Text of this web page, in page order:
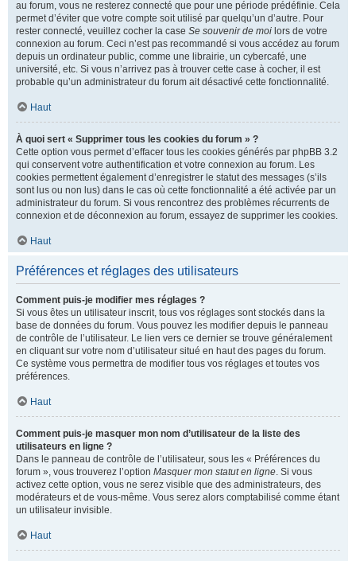
au forum, vous ne resterez connecté que pour une période prédéfinie. Cela
permet d’éviter que votre compte soit utilisé par quelqu’un d’autre. Pour
rester connecté, veuillez cocher la case Se souvenir de moi lors de votre
connexion au forum. Ceci n’est pas recommandé si vous accédez au forum
depuis un ordinateur public, comme une librairie, un cybercafé, une
université, etc. Si vous n’arrivez pas à trouver cette case à cocher, il est
probable qu’un administrateur du forum ait désactivé cette fonctionnalité.
Haut
À quoi sert « Supprimer tous les cookies du forum » ?
Cette option vous permet d’effacer tous les cookies générés par phpBB 3.2
qui conservent votre authentification et votre connexion au forum. Les
cookies permettent également d’enregistrer le statut des messages (s’ils
sont lus ou non lus) dans le cas où cette fonctionnalité a été activée par un
administrateur du forum. Si vous rencontrez des problèmes récurrents de
connexion et de déconnexion au forum, essayez de supprimer les cookies.
Haut
Préférences et réglages des utilisateurs
Comment puis-je modifier mes réglages ?
Si vous êtes un utilisateur inscrit, tous vos réglages sont stockés dans la
base de données du forum. Vous pouvez les modifier depuis le panneau
de contrôle de l’utilisateur. Le lien vers ce dernier se trouve généralement
en cliquant sur votre nom d’utilisateur situé en haut des pages du forum.
Ce système vous permettra de modifier tous vos réglages et toutes vos
préférences.
Haut
Comment puis-je masquer mon nom d’utilisateur de la liste des
utilisateurs en ligne ?
Dans le panneau de contrôle de l’utilisateur, sous les « Préférences du
forum », vous trouverez l’option Masquer mon statut en ligne. Si vous
activez cette option, vous ne serez visible que des administrateurs, des
modérateurs et de vous-même. Vous serez alors comptabilisé comme étant
un utilisateur invisible.
Haut